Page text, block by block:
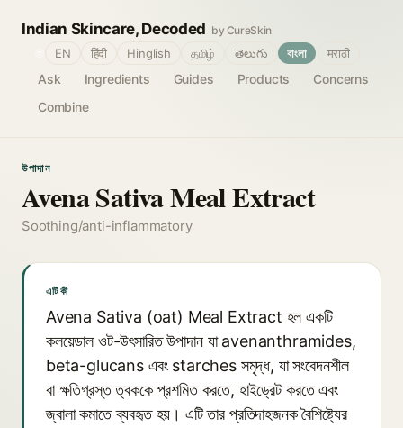
Indian Skincare, Decoded by CureSkin
Ask Ingredients Guides Products
Concerns
Combine
EN हिंदी Hinglish தமிழ் తెలుగు বাংলা मराठी
উপাদান
Avena Sativa Meal Extract
Soothing/anti-inflammatory
এটি কী
Avena Sativa (oat) Meal Extract হল একটি
কলয়েডাল ওট-উৎসারিত উপাদান যা avenanthramides,
beta-glucans এবং starches সমৃদ্ধ, যা সংবেদনশীল
বা ক্ষতিগ্রস্ত ত্বককে প্রশমিত করতে, হাইড্রেট করতে এবং
জ্বালা কমাতে ব্যবহৃত হয়। এটি তার প্রতিদাহজনক বৈশিষ্ট্যের